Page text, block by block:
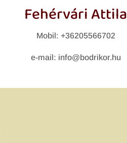
Fehérvári Attila
Mobil: +36205566702
e-mail: info@bodrikor.hu